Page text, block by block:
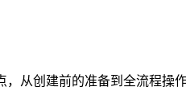
从创建前的准备到全流程操